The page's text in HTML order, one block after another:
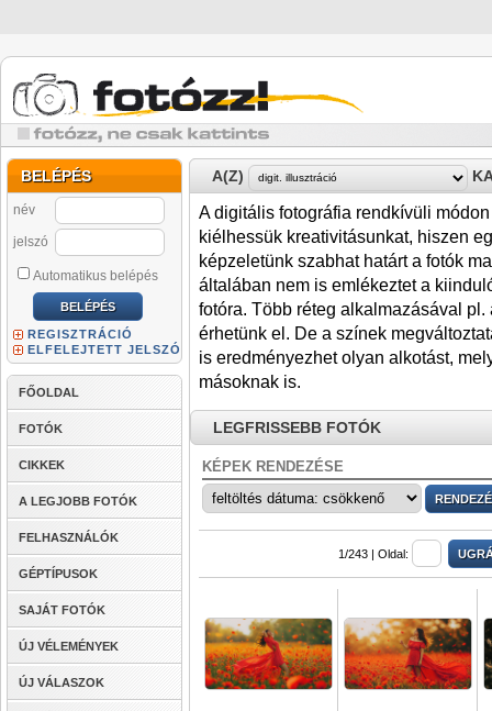
BELÉPÉS
név
jelszó
Automatikus belépés
REGISZTRÁCIÓ
ELFELEJTETT JELSZÓ
FŐOLDAL
FOTÓK
CIKKEK
A LEGJOBB FOTÓK
FELHASZNÁLÓK
GÉPTÍPUSOK
SAJÁT FOTÓK
ÚJ VÉLEMÉNYEK
ÚJ VÁLASZOK
A(Z)
A digitális fotográfia rendkívüli
kiélhessük kreativitásunkat, hiszen
képzeletünk szabhat határt a fotók
általában nem is emlékeztet a
fotóra. Több réteg alkalmazásával
érhetünk el. De a színek
is eredményezhet olyan alkotást,
másoknak is.
LEGFRISSEBB FOTÓK
KÉPEK RENDEZÉSE
1/243 | Oldal: